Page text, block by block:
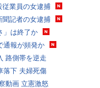
従業員の女逮捕
聞記者の女逮捕
」は終了か
通報が頻発か
路側帯を逆走
落下 夫婦死傷
動画 立憲激怒